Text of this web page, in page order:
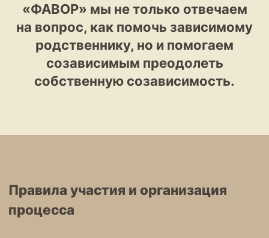
«ФАВОР» мы не только отвечаем
на вопрос, как помочь зависимому
родственнику, но и помогаем
созависимым преодолеть
собственную созависимость.
зависимость имеют глубокие семейные
корни. Поэтому в реабилитации
обязательно принимают участие
родственники и/или близкие
переживают глубокий кризис.
Созависимый берёт на себя последствия
болезни близкого, что может приводить